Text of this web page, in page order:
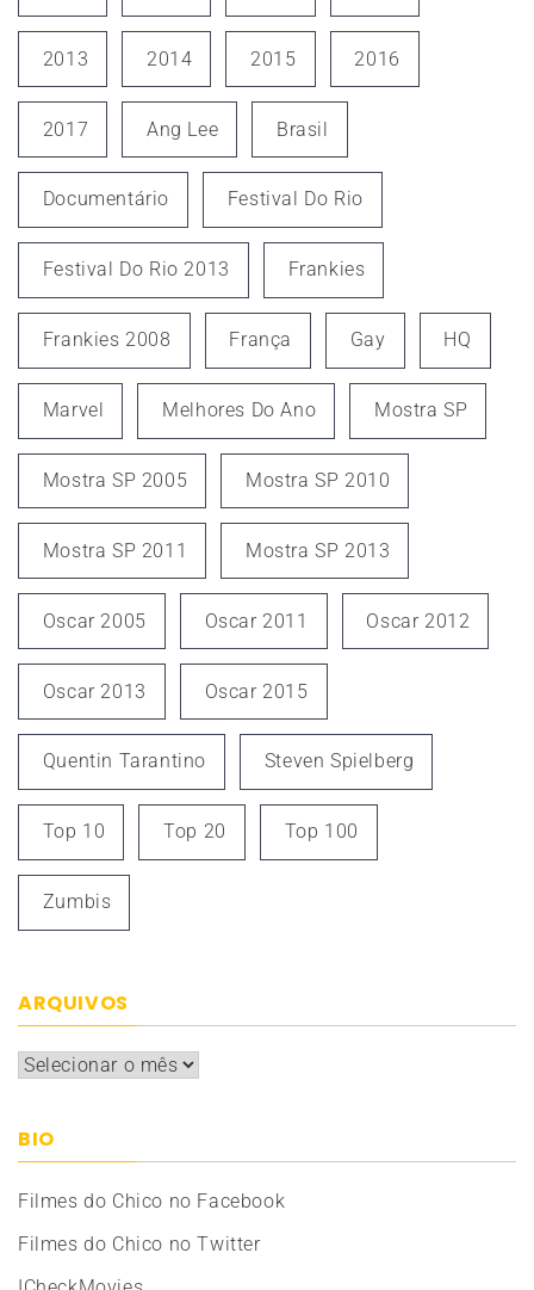
2013 2014 2015 2016
2017 Ang Lee Brasil
Documentário Festival Do Rio
Festival Do Rio 2013 Frankies
Frankies 2008 França Gay HQ
Marvel Melhores Do Ano Mostra SP
Mostra SP 2005 Mostra SP 2010
Mostra SP 2011 Mostra SP 2013
Oscar 2005 Oscar 2011 Oscar 2012
Oscar 2013 Oscar 2015
Quentin Tarantino Steven Spielberg
Top 10 Top 20 Top 100
Zumbis
ARQUIVOS
Arquivos
BIO
Filmes do Chico no Facebook
Filmes do Chico no Twitter